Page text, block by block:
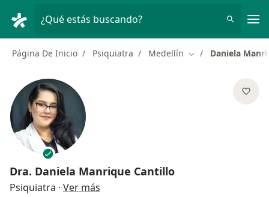
¿Qué estás buscando?
Página De Inicio Psiquiatra Medellín Cambiar de ciudad
Daniela
Dra. Daniela Manrique Cantillo
Psiquiatra · Ver más